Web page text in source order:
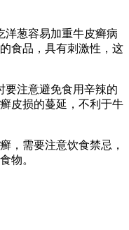
洋葱容易加重牛皮癣病
食品，具有刺激性，这
要注意避免食用辛辣的
皮损的蔓延，不利于牛
，需要注意饮食禁忌，
物。